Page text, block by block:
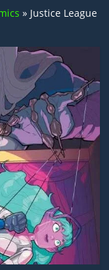
» Justice League